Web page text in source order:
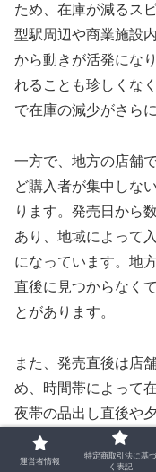
ため、在庫が減るス
型駅周辺や商業施設
から動きが活発にな
れることも珍しくな
で在庫の減少がさら
一方で、地方の店舗
ど購入者が集中しな
ります。発売日から
あり、地域によって
になっています。地
直後に見つからなく
とがあります。
また、発売直後は店
め、時間帯によって
夜帯の品出し直後や
り、複数の時間帯を
高まります。発売直
運営者情報
特定商取引法に基づ
く表記